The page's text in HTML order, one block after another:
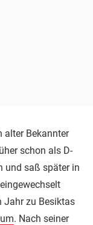
alter Bekannter
schon als D-
und saß später in
Jahr zu Besiktas
. Nach seiner